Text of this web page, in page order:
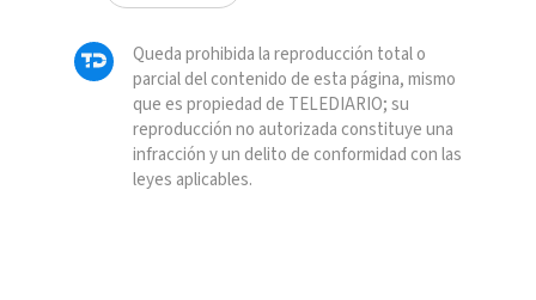
Queda prohibida la reproducción total o
parcial del contenido de esta página, mismo
que es propiedad de TELEDIARIO; su
reproducción no autorizada constituye una
infracción y un delito de conformidad con las
leyes aplicables.